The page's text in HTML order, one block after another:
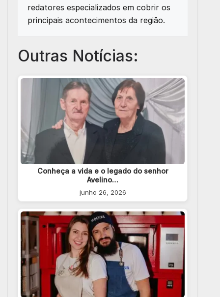
redatores especializados em cobrir os
principais acontecimentos da região.
Outras Notícias:
Conheça a vida e o legado do senhor
Avelino…
junho 26, 2026